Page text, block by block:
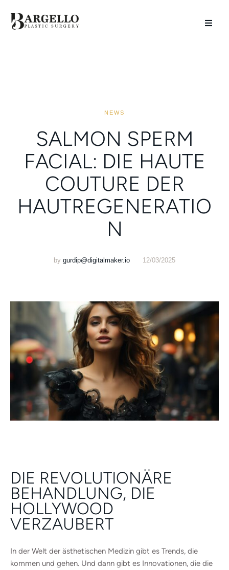
NEWS
SALMON SPERM
FACIAL: DIE HAUTE
COUTURE DER
HAUTREGENERATIO
N
by gurdip@digitalmaker.io 12/03/2025
DIE REVOLUTIONÄRE
BEHANDLUNG, DIE
HOLLYWOOD
VERZAUBERT
In der Welt der ästhetischen Medizin gibt es Trends, die
kommen und gehen. Und dann gibt es Innovationen, die die